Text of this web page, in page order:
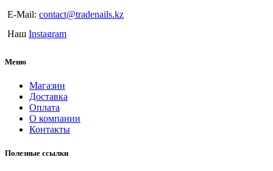
E-Mail: contact@tradenails.kz
Наш Instagram
Меню
Магазин
Доставка
Оплата
О компании
Контакты
Полезные ссылки